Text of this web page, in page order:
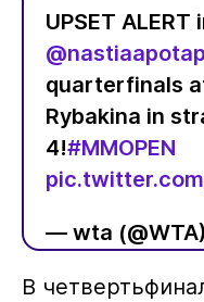
UPSET ALERT
quarterfinals
Rybakina in
4!#MMOPEN
— wta (@WTA)
В